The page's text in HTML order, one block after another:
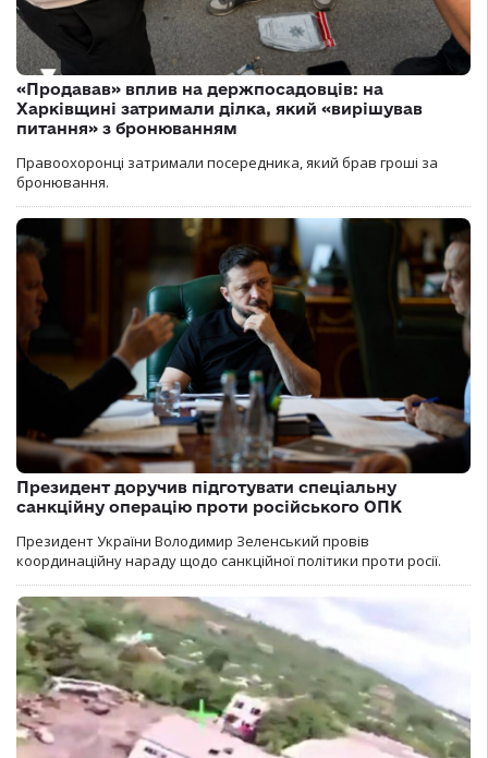
«Продавав» вплив на держпосадовців: на
Харківщині затримали ділка, який «вирішував
питання» з бронюванням
Правоохоронці затримали посередника, який брав гроші за
бронювання.
Президент доручив підготувати спеціальну
санкційну операцію проти російського ОПК
Президент України Володимир Зеленський провів
координаційну нараду щодо санкційної політики проти росії.